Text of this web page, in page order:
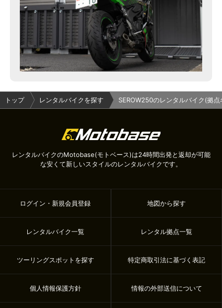
トップ レンタルバイクを探す SEROW250のレンタルバイク(拠
レンタルバイクのMotobase(モトベース)は24時間出発と返却が可能
な安くて新しいスタイルのレンタルバイクです。
ログイン・新規会員登録 地図から探す
レンタルバイク一覧 レンタル拠点一覧
ツーリングスポットを探す 特定商取引法に基づく表記
個人情報保護方針 情報の外部送信について